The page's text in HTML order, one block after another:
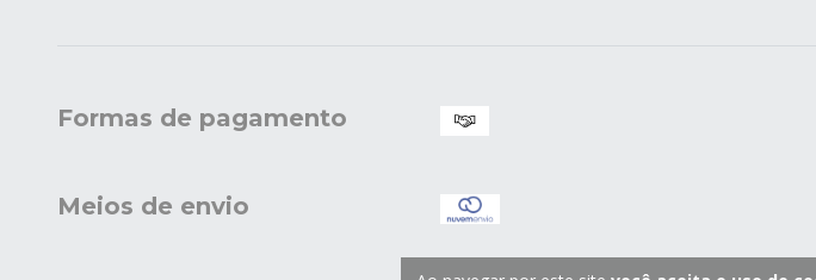
Formas de pagamento
Meios de envio